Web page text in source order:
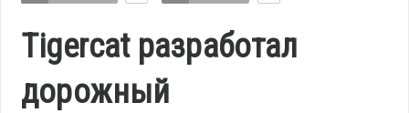
Tigercat разработал
дорожный